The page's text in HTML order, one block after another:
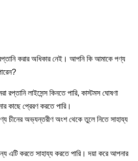
করার অধিকার নেই। আপনি কি আমাকে পণ্য
রপ্তানি লাইসেন্স কিনতে পারি, কাস্টমস ঘোষণা
কাছে প্রেরণ করতে পারি।
চীনের অভ্যন্তরীণ অংশ থেকে তুলে নিতে সাহায্য
এটি করতে সাহায্য করতে পারি। দয়া করে আপনার